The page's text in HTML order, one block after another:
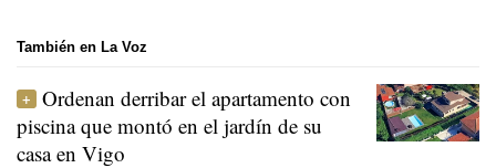
También en La Voz
Ordenan derribar el apartamento con
piscina que montó en el jardín de su
casa en Vigo